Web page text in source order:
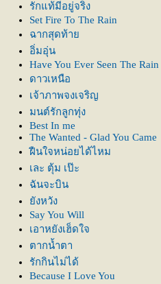
รักแท้มีอยู่จริง
Set Fire To The Rain
ฉากสุดท้า
อิ่มอุ่น
Have You Ever Seen The Rain
ดาวเหนือ
เจ้าภาพจงเจริญ
มนต์รักลูกทุ่ง
Best In me
The Wanted - Glad You Came
ฝืนใจหน่อยได้ไหม
เละ ตุ้ม เป๊ะ
ฉันจะบิน
ังหวัง
Say You Will
เอาหยังเฮ็ดใจ
ตากน้ำตา
รักกินไม่ได้
Because I Love You